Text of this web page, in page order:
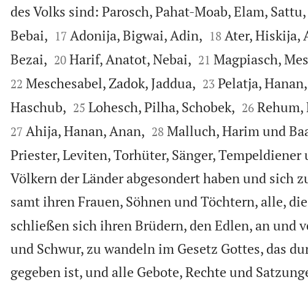
des Volks sind: Parosch, Pahat-Moab, Elam,
Bebai,
17 Adonija, Bigwai, Adin,
18 Ater, Hiskija,
Bezai,
20 Harif, Anatot, Nebai,
21 Magpiasch,
22 Meschesabel, Zadok, Jaddua,
23 Pelatja,
Haschub,
25 Lohesch, Pilha, Schobek,
26 Rehum,
27 Ahija, Hanan, Anan,
28 Malluch, Harim und
Priester, Leviten, Torhüter, Sänger,
Völkern der Länder abgesondert haben und sich
samt ihren Frauen, Söhnen und Töchtern, alle,
schließen sich ihren Brüdern, den Edlen, an und
und Schwur, zu wandeln im Gesetz Gottes, das
gegeben ist, und alle Gebote, Rechte und